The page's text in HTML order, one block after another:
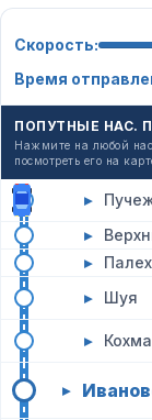
Скорость:
Время
ПОПУТНЫЕ НАС.
Нажмите на любой
посмотреть его на
▸
▸
▸ Палех
▸ Шуя
▸ Кохма
▸